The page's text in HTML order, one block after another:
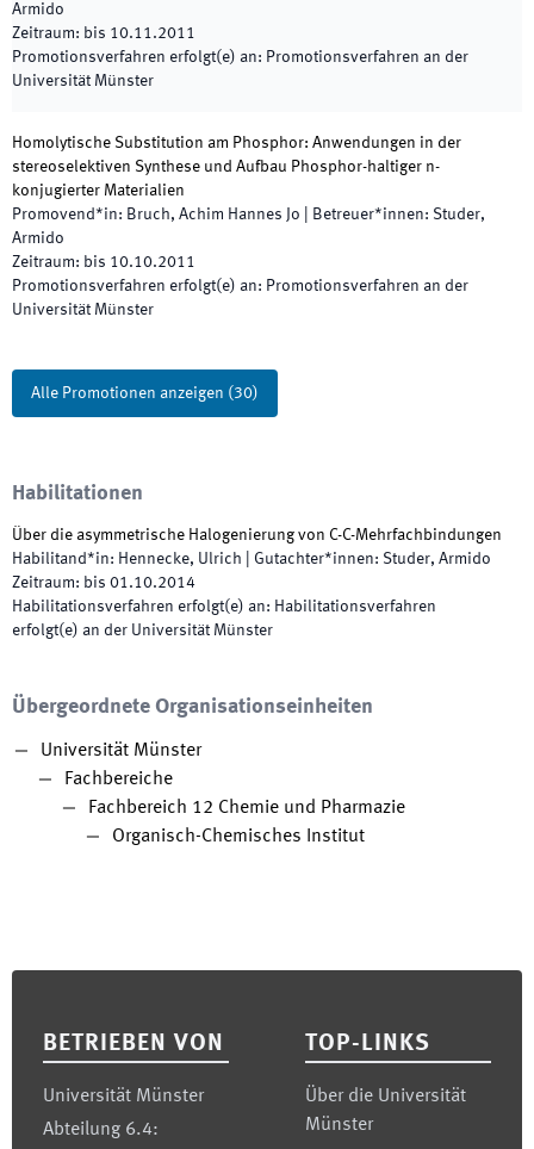
Armido
Zeitraum: bis 10.11.2011
Promotionsverfahren erfolgt(e) an: Promotionsverfahren an der
Universität Münster
Homolytische Substitution am Phosphor: Anwendungen in der
stereoselektiven Synthese und Aufbau Phosphor-haltiger n-
konjugierter Materialien
Promovend*in: Bruch, Achim Hannes Jo Betreuer*innen: Studer,
Armido
Zeitraum: bis 10.10.2011
Promotionsverfahren erfolgt(e) an: Promotionsverfahren an der
Universität Münster
Alle Promotionen anzeigen (30)
Habilitationen
Über die asymmetrische Halogenierung von C-C-Mehrfachbindungen
Habilitand*in: Hennecke, Ulrich Gutachter*innen: Studer, Armido
Zeitraum: bis 01.10.2014
Habilitationsverfahren erfolgt(e) an: Habilitationsverfahren
erfolgt(e) an der Universität Münster
Übergeordnete Organisationseinheiten
Universität Münster
Fachbereiche
Fachbereich 12 Chemie und Pharmazie
Organisch-Chemisches Institut
BETRIEBEN VON
Universität Münster
Abteilung 6.4:
TOP-LINKS
Über die Universität
Münster